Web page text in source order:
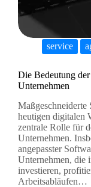
service
Die Bedeutung
Unternehmen
heutigen digitalen
zentrale Rolle für
Unternehmen.
angepasster
Unternehmen, die
investieren,
Arbeitsabläufen…